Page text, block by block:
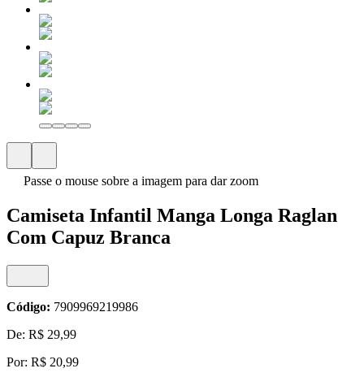
Passe o mouse sobre a imagem para dar zoom
Camiseta Infantil Manga Longa Raglan
Com Capuz Branca
Código: 7909969219986
De: R$ 29,99
Por: R$ 20,99